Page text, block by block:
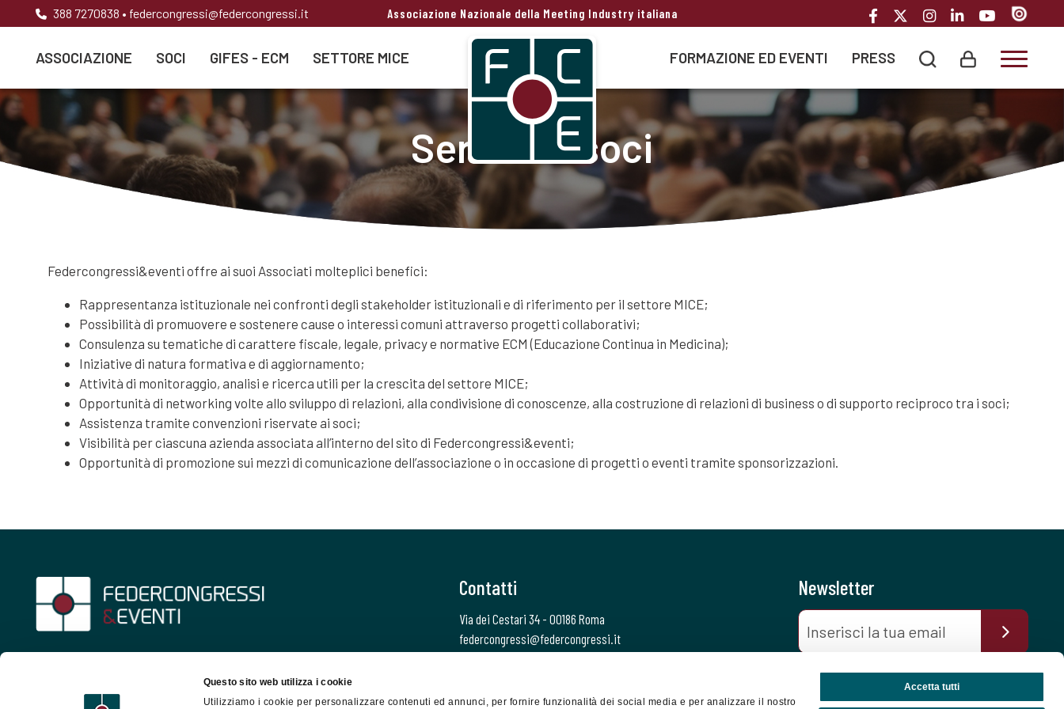
Questo sito web utilizza i cookie
Utilizziamo i cookie per personalizzare contenuti ed annunci, per fornire funzionalità dei social media e per analizzare il nostro
Accetta tutti
388 7270838 • federcongressi@federcongressi.it Associazione Nazionale della Meeting Industry italiana
ASSOCIAZIONE SOCI GIFES - ECM SETTORE MICE FORMAZIONE ED EVENTI PRESS
Servizi ai soci
Federcongressi&eventi offre ai suoi Associati molteplici benefici:
Rappresentanza istituzionale nei confronti degli stakeholder istituzionali e di riferimento per il settore MICE;
Possibilità di promuovere e sostenere cause o interessi comuni attraverso progetti collaborativi;
Consulenza su tematiche di carattere fiscale, legale, privacy e normative ECM (Educazione Continua in Medicina);
Iniziative di natura formativa e di aggiornamento;
Attività di monitoraggio, analisi e ricerca utili per la crescita del settore MICE;
Opportunità di networking volte allo sviluppo di relazioni, alla condivisione di conoscenze, alla costruzione di relazioni di business o di supporto reciproco tra i soci;
Assistenza tramite convenzioni riservate ai soci;
Visibilità per ciascuna azienda associata all’interno del sito di Federcongressi&eventi;
Opportunità di promozione sui mezzi di comunicazione dell’associazione o in occasione di progetti o eventi tramite sponsorizzazioni.
Contatti
Via dei Cestari 34 - 00186 Roma
federcongressi@federcongressi.it
Newsletter
Autorizzo il trattamento dei dati personali
ai sensi del Regolamento Ue 2016/679. Dichiaro
di aver letto l'Informativa sulla Privacy.